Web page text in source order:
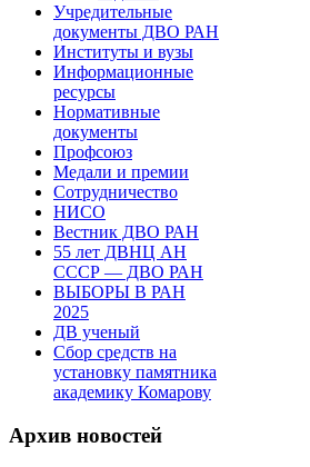
Учредительные
документы ДВО РАН
Институты и вузы
Информационные
ресурсы
Нормативные
документы
Профсоюз
Медали и премии
Сотрудничество
НИСО
Вестник ДВО РАН
55 лет ДВНЦ АН
СССР — ДВО РАН
ВЫБОРЫ В РАН
2025
ДВ ученый
Сбор средств на
установку памятника
академику Комарову
Архив новостей